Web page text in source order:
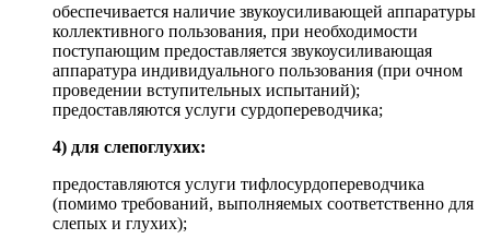
обеспечивается наличие звукоусиливающей аппаратуры
коллективного пользования, при необходимости
поступающим предоставляется звукоусиливающая
аппаратура индивидуального пользования (при очном
проведении вступительных испытаний);
предоставляются услуги сурдопереводчика;
4) для слепоглухих:
предоставляются услуги тифлосурдопереводчика
(помимо требований, выполняемых соответственно для
слепых и глухих);